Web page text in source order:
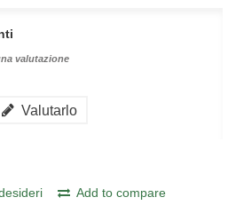
valutazione
Valutarlo
Add to compare